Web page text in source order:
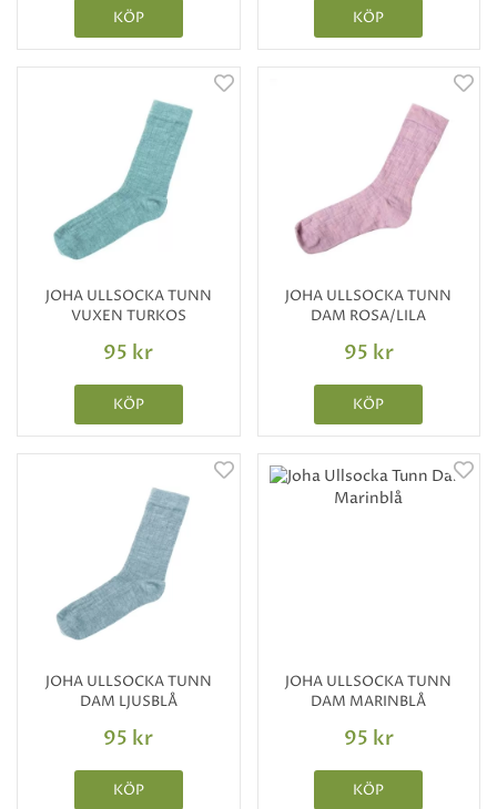
KÖP KÖP
JOHA ULLSOCKA TUNN
VUXEN TURKOS
95 kr
KÖP
JOHA ULLSOCKA TUNN
DAM ROSA/LILA
95 kr
KÖP
JOHA ULLSOCKA TUNN
DAM LJUSBLÅ
95 kr
KÖP
JOHA ULLSOCKA TUNN
DAM MARINBLÅ
95 kr
KÖP